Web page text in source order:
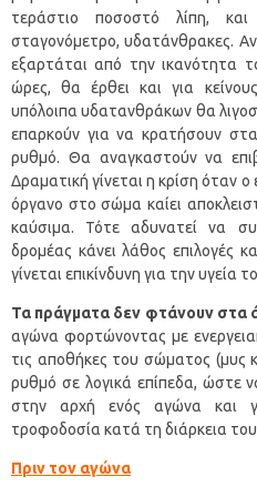
τεράστιο ποσοστό λίπη,
σταγονόμετρο, υδατάνθρακες.
εξαρτάται από την ικανότητα
ώρες, θα έρθει και για
υπόλοιπα υδατανθράκων θα
επαρκούν για να κρατήσουν
ρυθμό. Θα αναγκαστούν να
Δραματική γίνεται η κρίση όταν
όργανο στο σώμα καίει
καύσιμα. Τότε αδυνατεί να
δρομέας κάνει λάθος επιλογές
γίνεται επικίνδυνη για την υγεία
Τα πράγματα δεν φτάνουν στα
αγώνα φορτώνοντας με
τις αποθήκες του σώματος (μυς
ρυθμό σε λογικά επίπεδα, ώστε
στην αρχή ενός αγώνα και γ)
τροφοδοσία κατά τη διάρκεια
Πριν τον αγώνα